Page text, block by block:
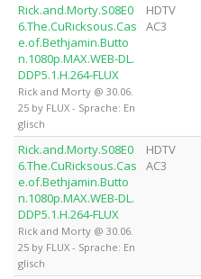
Rick.and.Morty.S08E0
6.The.CuRicksous.Cas
e.of.Bethjamin.Butto
n.1080p.MAX.WEB-DL.
DDP5.1.H.264-FLUX
Rick and Morty @ 30.06.
25 by FLUX - Sprache: En
glisch
HDTV
AC3
Rick.and.Morty.S08E0
6.The.CuRicksous.Cas
e.of.Bethjamin.Butto
n.1080p.MAX.WEB-DL.
DDP5.1.H.264-FLUX
Rick and Morty @ 30.06.
25 by FLUX - Sprache: En
glisch
HDTV
AC3